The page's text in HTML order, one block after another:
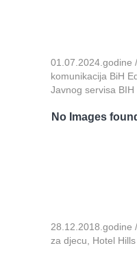
01.07.2024.godine
komunikacija BiH
Javnog servisa BIH
No Images
28.12.2018.godine
za djecu, Hotel Hills